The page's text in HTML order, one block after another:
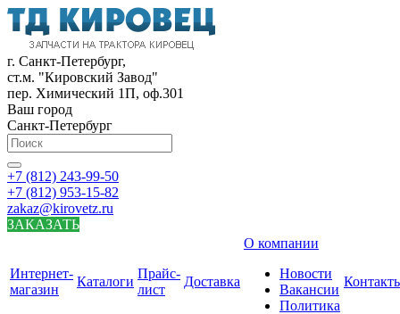
г. Санкт-Петербург,
ст.м. "Кировский Завод"
пер. Химический 1П, оф.301
Ваш город
Санкт-Петербург
+7 (812) 243-99-50
+7 (812) 953-15-82
zakaz@kirovetz.ru
ЗАКАЗАТЬ
Интернет-
магазин
Каталоги
Прайс-
лист
Доставка
О компании
Новости
Вакансии
Политика